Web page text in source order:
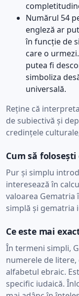
Numărul 54
engleză ar
în funcție de
care o
putea fi
simboliza
universală.
Reține că
de subiectivă și
credințele
Cum să
Pur și simplu
interesează în
valoarea Gematria
simplă și gematria
Ce este mai
În termeni simpli,
numerele de
alfabetul ebraic.
specific iudaică.